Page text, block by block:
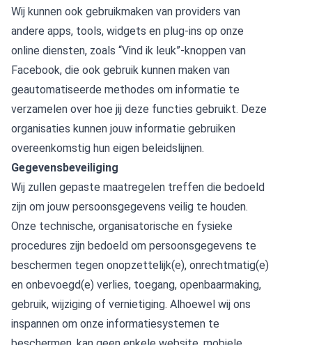
Wij kunnen ook gebruikmaken van providers van
andere apps, tools, widgets en plug-ins op onze
online diensten, zoals “Vind ik leuk”-knoppen van
Facebook, die ook gebruik kunnen maken van
geautomatiseerde methodes om informatie te
verzamelen over hoe jij deze functies gebruikt. Deze
organisaties kunnen jouw informatie gebruiken
overeenkomstig hun eigen beleidslijnen.
Gegevensbeveiliging
Wij zullen gepaste maatregelen treffen die bedoeld
zijn om jouw persoonsgegevens veilig te houden.
Onze technische, organisatorische en fysieke
procedures zijn bedoeld om persoonsgegevens te
beschermen tegen onopzettelijk(e), onrechtmatig(e)
en onbevoegd(e) verlies, toegang, openbaarmaking,
gebruik, wijziging of vernietiging. Alhoewel wij ons
inspannen om onze informatiesystemen te